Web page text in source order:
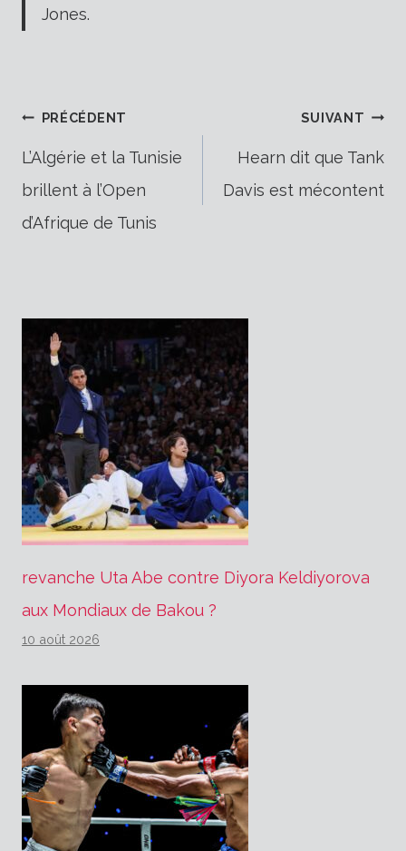
Jones.
Navigation
de
l’article
PRÉCÉDENT
L’Algérie et la Tunisie
brillent à l’Open
d’Afrique de Tunis
SUIVANT
Hearn dit que Tank
Davis est mécontent
revanche Uta Abe contre Diyora Keldiyorova
aux Mondiaux de Bakou ?
10 août 2026